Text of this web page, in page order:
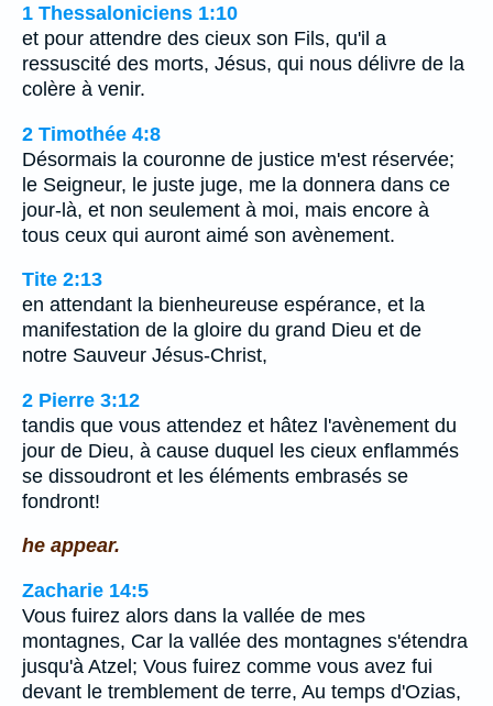
1 Thessaloniciens 1:10
et pour attendre des cieux son Fils, qu'il a
ressuscité des morts, Jésus, qui nous délivre de la
colère à venir.
2 Timothée 4:8
Désormais la couronne de justice m'est réservée;
le Seigneur, le juste juge, me la donnera dans ce
jour-là, et non seulement à moi, mais encore à
tous ceux qui auront aimé son avènement.
Tite 2:13
en attendant la bienheureuse espérance, et la
manifestation de la gloire du grand Dieu et de
notre Sauveur Jésus-Christ,
2 Pierre 3:12
tandis que vous attendez et hâtez l'avènement du
jour de Dieu, à cause duquel les cieux enflammés
se dissoudront et les éléments embrasés se
fondront!
he appear.
Zacharie 14:5
Vous fuirez alors dans la vallée de mes
montagnes, Car la vallée des montagnes s'étendra
jusqu'à Atzel; Vous fuirez comme vous avez fui
devant le tremblement de terre, Au temps d'Ozias,